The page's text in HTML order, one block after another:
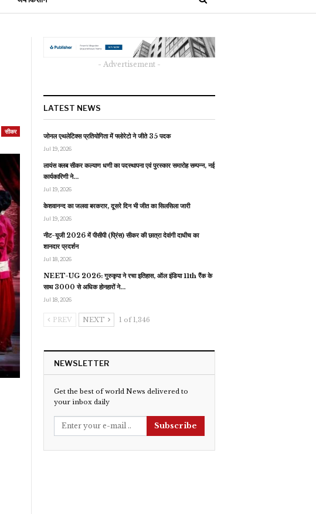
सीकर
- Advertisement -
LATEST NEWS
जोनल एथलेटिक्स प्रतियोगिता में फ्लोरेटो ने जीते 35 पदक
Jul 19, 2026
लायंस क्लब सीकर कल्याण धणी का पदस्थापना एवं पुरस्कार समारोह सम्पन्न, नई
कार्यकारिणी ने…
Jul 19, 2026
केशवानन्द का जलवा बरकरार, दूसरे दिन भी जीत का सिलसिला जारी
Jul 19, 2026
नीट-यूजी 2026 में पीसीपी (प्रिंस) सीकर की छात्रा देवांगी दाधीच का
शानदार प्रदर्शन
Jul 18, 2026
NEET-UG 2026: गुरुकृपा ने रचा इतिहास, ऑल इंडिया 11th रैंक के
साथ 3000 से अधिक होनहारों ने…
Jul 18, 2026
PREV NEXT 1 of 1,346
NEWSLETTER
Get the best of world News delivered to
your inbox daily
Subscribe